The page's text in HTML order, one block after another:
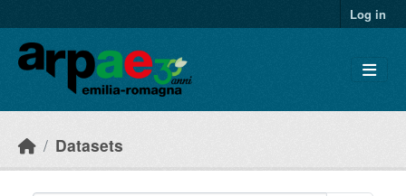
Log in
Datasets